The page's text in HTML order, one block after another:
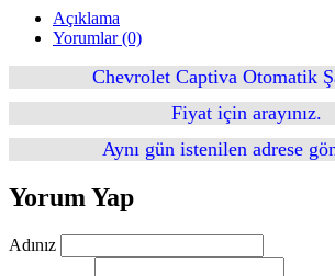
Açıklama
Yorumlar (0)
Chevrolet Captiva Otomatik
Fiyat için arayınız.
Aynı gün istenilen adrese
Yorum Yap
Adınız